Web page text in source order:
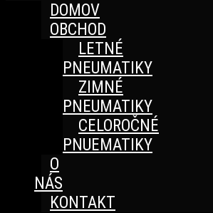
DOMOV
OBCHOD
LETNÉ
PNEUMATIKY
ZIMNÉ
PNEUMATIKY
CELOROČNÉ
PNUEMATIKY
O
NÁS
KONTAKT